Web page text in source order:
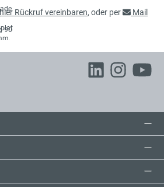
hier Rückruf vereinbaren, oder per
Mail